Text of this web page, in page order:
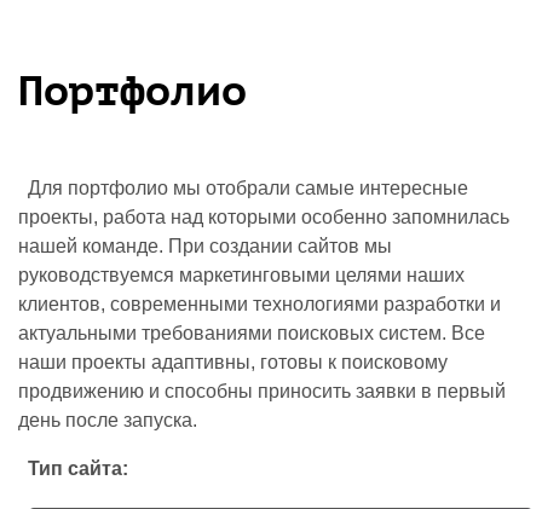
Портфолио
Для портфолио мы отобрали самые интересные
проекты, работа над которыми особенно запомнилась
нашей команде. При создании сайтов мы
руководствуемся маркетинговыми целями наших
клиентов, современными технологиями разработки и
актуальными требованиями поисковых систем. Все
наши проекты адаптивны, готовы к поисковому
продвижению и способны приносить заявки в первый
день после запуска.
Тип сайта: